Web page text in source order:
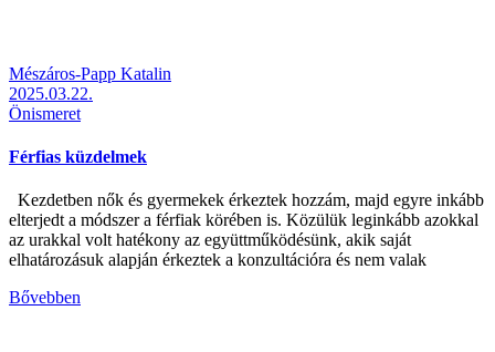
Mészáros-Papp Katalin
2025.03.22.
Önismeret
Férfias küzdelmek
Kezdetben nők és gyermekek érkeztek hozzám, majd egyre inkább
elterjedt a módszer a férfiak körében is. Közülük leginkább azokkal
az urakkal volt hatékony az együttműködésünk, akik saját
elhatározásuk alapján érkeztek a konzultációra és nem valak
Bővebben